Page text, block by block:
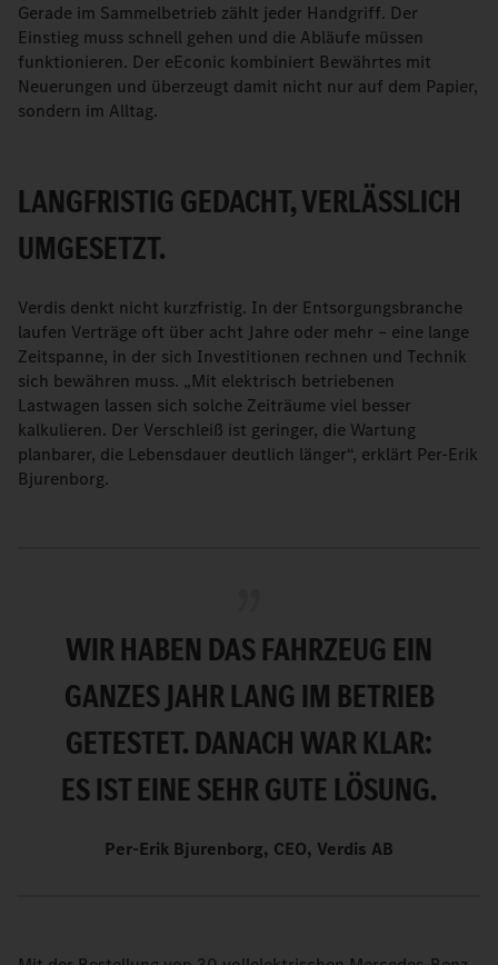
Gerade im Sammelbetrieb zählt jeder Handgriff. Der
Einstieg muss schnell gehen und die Abläufe müssen
funktionieren. Der eEconic kombiniert Bewährtes mit
Neuerungen und überzeugt damit nicht nur auf dem Papier,
sondern im Alltag.
LANGFRISTIG GEDACHT, VERLÄSSLICH
UMGESETZT.
Verdis denkt nicht kurzfristig. In der Entsorgungsbranche
laufen Verträge oft über acht Jahre oder mehr – eine lange
Zeitspanne, in der sich Investitionen rechnen und Technik
sich bewähren muss. „Mit elektrisch betriebenen
Lastwagen lassen sich solche Zeiträume viel besser
kalkulieren. Der Verschleiß ist geringer, die Wartung
planbarer, die Lebensdauer deutlich länger“, erklärt Per-Erik
Bjurenborg.
WIR HABEN DAS FAHRZEUG EIN
GANZES JAHR LANG IM BETRIEB
GETESTET. DANACH WAR KLAR:
ES IST EINE SEHR GUTE LÖSUNG.
Per-Erik Bjurenborg, CEO, Verdis AB